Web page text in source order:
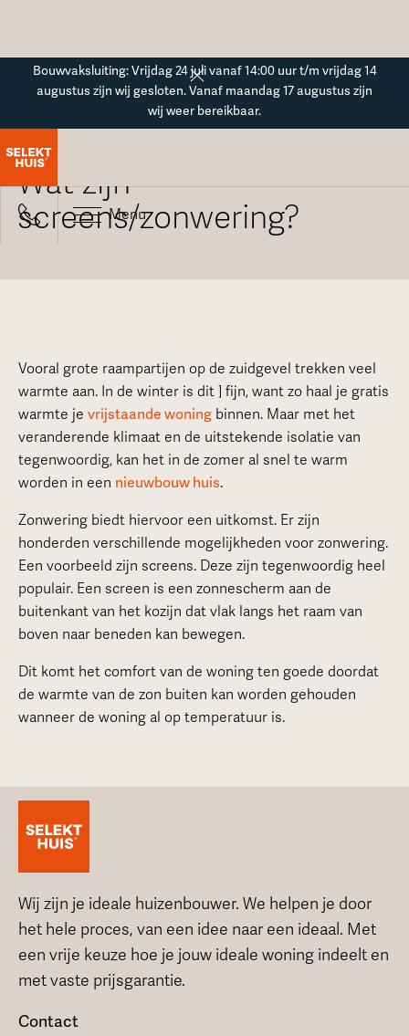
Bouwvaksluiting: Vrijdag 24 juli vanaf 14:00 uur t/m vrijdag 14
augustus zijn wij gesloten. Vanaf maandag 17 augustus zijn
wij weer bereikbaar.
Menu
Wat zijn
screens/zonwering?
Vooral grote raampartijen op de zuidgevel trekken veel
warmte aan. In de winter is dit ] fijn, want zo haal je gratis
warmte je vrijstaande woningbinnen. Maar met het
veranderende klimaat en de uitstekende isolatie van
tegenwoordig, kan het in de zomer al snel te warm
worden in een nieuwbouw huis.
Zonwering biedt hiervoor een uitkomst. Er zijn
honderden verschillende mogelijkheden voor zonwering.
Een voorbeeld zijn screens. Deze zijn tegenwoordig heel
populair. Een screen is een zonnescherm aan de
buitenkant van het kozijn dat vlak langs het raam van
boven naar beneden kan bewegen.
Dit komt het comfort van de woning ten goede doordat
de warmte van de zon buiten kan worden gehouden
wanneer de woning al op temperatuur is.
Wij zijn je ideale huizenbouwer. We helpen je door
het hele proces, van een idee naar een ideaal. Met
een vrije keuze hoe je jouw ideale woning indeelt en
met vaste prijsgarantie.
Contact